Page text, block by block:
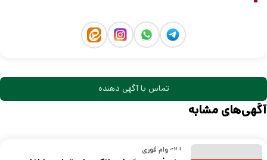
تماس با آگهی دهنده
آگهی‌های مشابه
ارائه وام فوری